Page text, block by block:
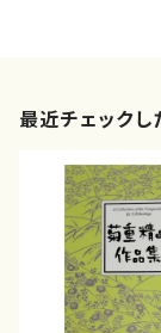
最近チェックし